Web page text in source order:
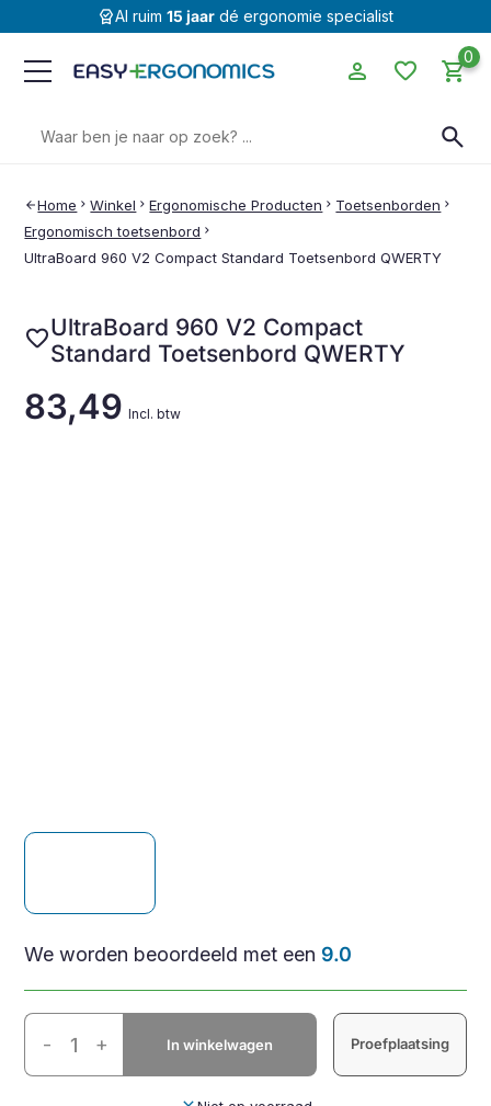
editor_choiceAl ruim 15 jaar dé ergonomie specialist
search
person favorite 0
shopping_cart
arrow_backHome chevron_rightWinkel chevron_rightErgonomische Producten chevron_right Toetsenborden chevron_right
Ergonomisch toetsenbord chevron_right
UltraBoard 960 V2 Compact Standard Toetsenbord QWERTY
favoriteUltraBoard 960 V2 Compact
Standard Toetsenbord QWERTY
83,49 Incl. btw
We worden beoordeeld met een 9.0
UltraBoard
960
V2
- + In winkelwagen Proefplaatsing